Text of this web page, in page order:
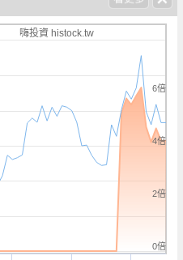
嗨投資 histock.tw
0倍
2倍
4倍
6倍